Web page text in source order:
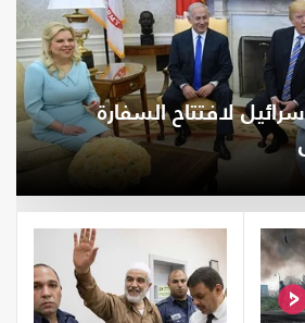
لافتتاح السفارة